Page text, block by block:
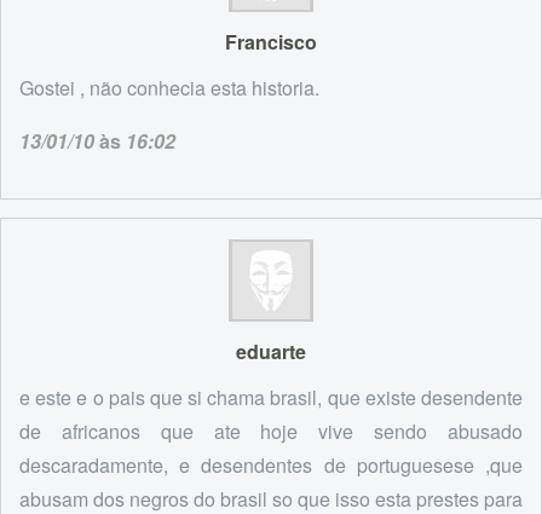
Francisco
Gostei , não conhecia esta historia.
13/01/10às 16:02
eduarte
e este e o pais que si chama brasil, que existe desendente
de africanos que ate hoje vive sendo abusado
descaradamente, e desendentes de portuguesese ,que
abusam dos negros do brasil so que isso esta prestes para